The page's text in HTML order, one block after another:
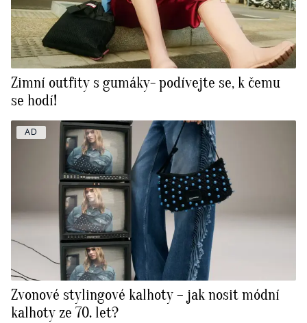
Zimní outfity s gumáky- podívejte se, k čemu
se hodí!
AD
Zvonové stylingové kalhoty – jak nosit módní
kalhoty ze 70. let?